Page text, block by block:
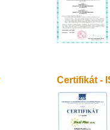
Certifikát -